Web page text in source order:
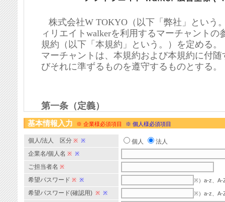
基本情報入力 ※ 企業様必須項目 ※ 個人様必須項目
個人/法人 区分 ※ ※ 個人
法人
企業名/個人名 ※ ※
ご担当者名 ※
希望パスワード ※ ※ ※）a-z、A-
希望パスワード(確認用) ※ ※ ※）a-z、A-